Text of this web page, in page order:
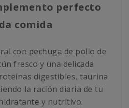
perfecto
comida
con pechuga de pollo de
fresco y una delicada
digestibles, taurina
la ración diaria de tu
y nutritivo.